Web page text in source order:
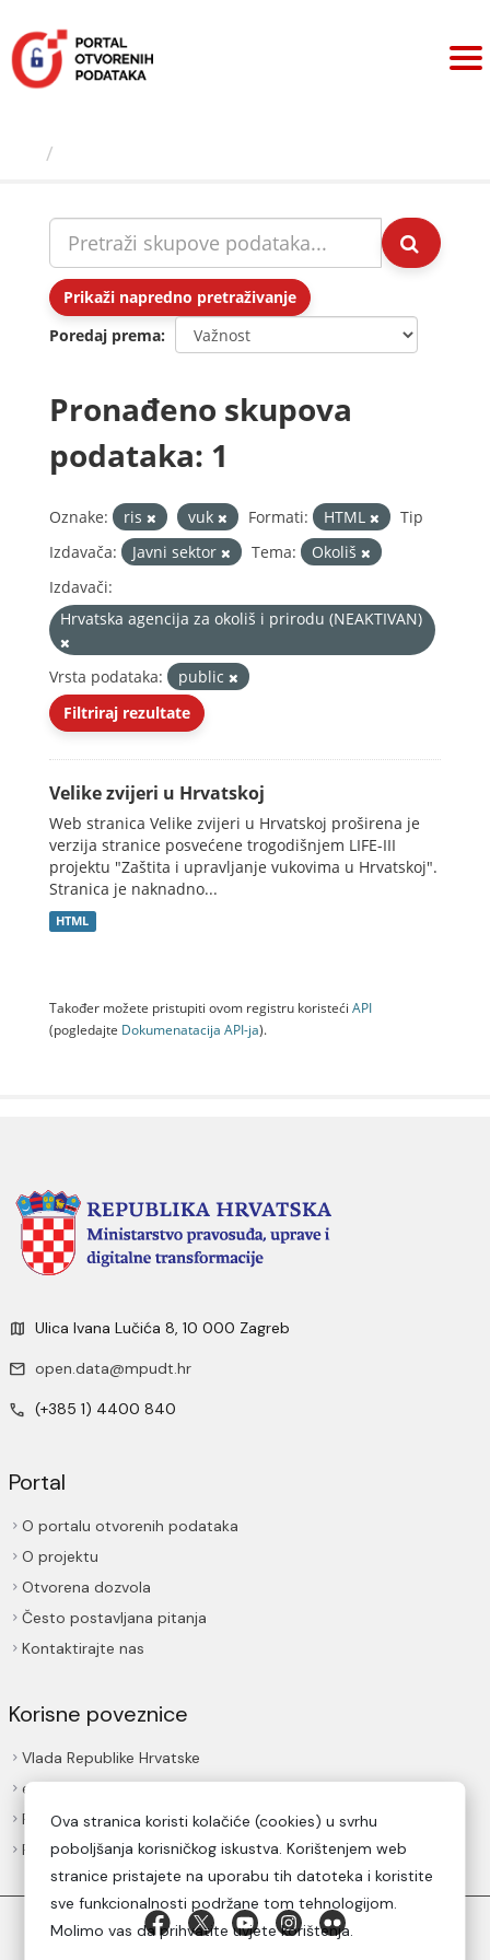
sadržaj
Prikaži napredno pretraživanje
Poredaj prema
Pronađeno skupova
podataka: 1
Oznake: ris vuk Formati: HTML
Tip
Izdavača:
Javni sektor Tema:
Okoliš
Izdavači:
Hrvatska agencija za okoliš i prirodu (NEAKTIVAN)
Vrsta podataka:
public
Filtriraj rezultate
Velike zvijeri u Hrvatskoj
Web stranica Velike zvijeri u Hrvatskoj proširena je
verzija stranice posvećene trogodišnjem LIFE-III
projektu "Zaštita i upravljanje vukovima u Hrvatskoj".
Stranica je naknadno...
HTML
Također možete pristupiti ovom registru koristeći API
(pogledajte Dokumenаtаcijа API-jа).